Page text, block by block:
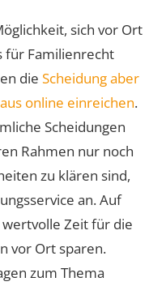
sich vor Ort
für Familienrecht
die Scheidung aber
online einreichen.
Scheidungen
Rahmen nur noch
zu klären sind,
an. Auf
wertvolle Zeit für die
vor Ort sparen.
zum Thema